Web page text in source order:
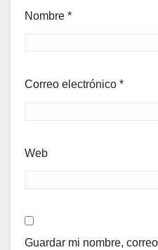
Nombre *
Correo electrónico *
Web
Guardar mi nombre,